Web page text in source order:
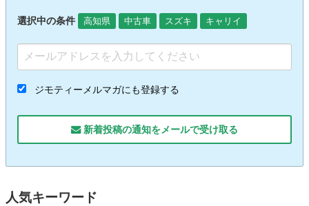
選択中の条件 高知県 中古車 スズキ キャリイ
ジモティーメルマガにも登録する
新着投稿の通知をメールで受け取る
人気キーワード